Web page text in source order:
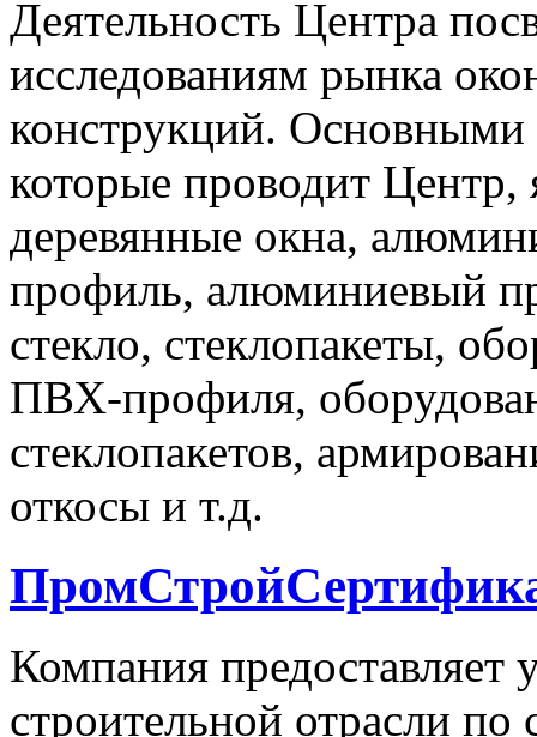
Деятельность Центра
исследованиям рынка
конструкций. Основными
которые проводит Центр,
деревянные окна,
профиль, алюминиевый
стекло, стеклопакеты,
ПВХ-профиля,
стеклопакетов,
откосы и т.д.
Компания предоставляет
строительной отрасли